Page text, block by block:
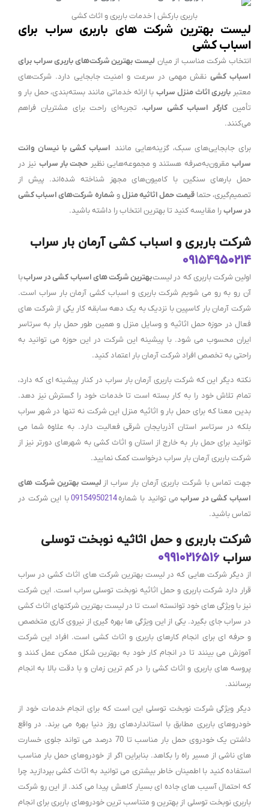
باربری بارکش | خدمات باربری و اثاث کشی
لیست بهترین شرکت های باربری سراب برای
اسباب کشی
انتخاب شرکت مناسب از میان لیست بهترین شرکت‌های باربری سراب برای
اسباب کشینقش مهمی در سرعت و امنیت جابجایی دارد. شرکت‌های
معتبر باربری اثاث منزل سراب با ارائه خدماتی مانند بسته‌بندی، حمل بار و
تأمین کارگر اسباب کشی سراب، تجربه‌ای راحت برای مشتریان فراهم
می‌کنند.
برای جابجایی‌های سبک، گزینه‌هایی مانند اسباب کشی با نیسان وانت
سرابمقرون‌به‌صرفه هستند و مجموعه‌هایی نظیر حجت بار سراب نیز در
حمل بارهای سنگین با کامیون‌های مجهز شناخته شده‌اند. پیش از
تصمیم‌گیری، حتماقیمت حمل اثاثیه منزلو شماره شرکت‌های اسباب کشی
در سرابرا مقایسه کنید تا بهترین انتخاب را داشته باشید.
شرکت باربری و اسباب کشی آرمان بار سراب
09154950214
اولین شرکت باربری که در لیستبهترین شرکت های اسباب کشی در سراببا
آن رو به رو می شویم شرکت باربری و اسباب کشی آرمان بار سراب است.
شرکت آرمان بار کاسپین با نزدیک به یک دهه سابقه کار یکی از شرکت های
فعال در حوزه حمل اثاثیه و وسایل منزل و همین طور حمل بار به سرتاسر
ایران محسوب می شود. با پیشینه این شرکت در این حوزه می توانید به
راحتی به تخصص افراد شرکت آرمان بار اعتماد کنید.
نکته دیگر این که شرکت باربری آرمان بار سراب در کنار پیشینه ای که دارد،
تمام تلاش خود را به کار بسته است تا خدمات خود را گسترش نیز دهد.
بدین معنا که برای حمل بار و اثاثیه منزل این شرکت نه تنها در شهر سراب
بلکه در سرتاسر استان آذربایجان شرقی فعالیت دارد. به علاوه شما می
توانید برای حمل بار به خارج از استان و اثاث کشی به شهرهای دورتر نیز از
شرکت باربری آرمان بار سراب درخواست کمک نمایید.
جهت تماس با شرکت باربری آرمان بار سراب از لیست بهترین شرکت های
اسباب کشی در سراب می توانید با شماره09154950214با این شرکت در
تماس باشید.
شرکت باربری و حمل اثاثیه نوبخت توسلی
سراب09910216516
از دیگر شرکت هایی که در لیست بهترین شرکت های اثاث کشی در سراب
قرار دارد شرکت باربری و حمل اثاثیه نوبخت توسلی سراب است. این شرکت
نیز با ویژگی های خود توانسته است تا در لیست بهترین شرکتهای اثاث کشی
در سراب جای بگیرد. یکی از این ویژگی ها بهره گیری از نیروی کاری متخصص
و حرفه ای برای انجام کارهای باربری و اثاث کشی است. افراد این شرکت
آموزش می بینند تا در انجام کار خود به بهترین شکل ممکن عمل کنند و
پروسه های باربری و اثاث کشی را در کم ترین زمان و با دقت بالا به انجام
برسانند.
دیگر ویژگی شرکت نوبخت توسلی این است که برای انجام خدمات خود از
خودروهای باربری مطابق با استانداردهای روز دنیا بهره می برند. در واقع
داشتن یک خودروی حمل بار مناسب تا 70 درصد می تواند جلوی خسارت
های ناشی از مسیر راه را بکاهد. بنابراین اگر از خودروهای حمل بار مناسب
استفاده کنید با اطمینان خاطر بیشتری می توانید به اثاث کشی بپردازید چرا
که احتمال آسیب های جاده ای بسیار کاهش پیدا می کند. از این رو شرکت
باربری نوبخت توسلی از بهترین و متناسب ترین خودروهای باربری برای انجام